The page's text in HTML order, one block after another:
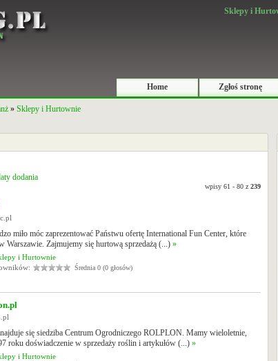
Sklepy i
Home Zgłoś stronę
» Sklepy i Hurtownie
dodania
wpisy 61 - 80 z 239
miło móc zaprezentować Państwu ofertę International Fun Center, które
Warszawie. Zajmujemy się hurtową sprzedażą (...) »
i Hurtownie
Średnia 0 (0 głosów)
się siedziba Centrum Ogrodniczego ROLPLON. Mamy wieloletnie,
roku doświadczenie w sprzedaży roślin i artykułów (...) »
i Hurtownie